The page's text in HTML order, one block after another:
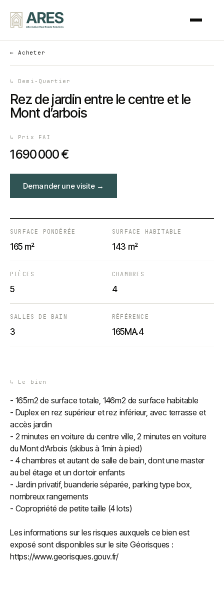
← Acheter
↳ Demi-Quartier
Rez de jardin entre le centre et le
Mont d’arbois
↳ Prix FAI
1 690 000 €
Demander une visite→
SURFACE PONDÉRÉE
165 m²
SURFACE HABITABLE
143 m²
PIÈCES
5
CHAMBRES
4
SALLES DE BAIN
3
RÉFÉRENCE
165MA.4
↳ Le bien
- 165m2 de surface totale, 146m2 de surface habitable
- Duplex en rez supérieur et rez inférieur, avec terrasse et
accès jardin
- 2 minutes en voiture du centre ville, 2 minutes en voiture
du Mont d’Arbois (skibus à 1min à pied)
- 4 chambres et autant de salle de bain, dont une master
au bel étage et un dortoir enfants
- Jardin privatif, buanderie séparée, parking type box,
nombreux rangements
- Copropriété de petite taille (4 lots)
Les informations sur les risques auxquels ce bien est
exposé sont disponibles sur le site Géorisques :
https://www.georisques.gouv.fr/